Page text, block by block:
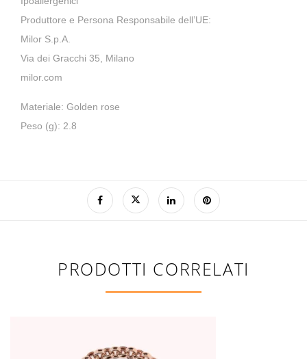
Produttore e Persona Responsabile dell’UE:
Milor S.p.A.
Via dei Gracchi 35, Milano
milor.com
Materiale: Golden rose
Peso (g): 2.8
PRODOTTI CORRELATI